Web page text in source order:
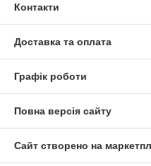
Контакти
Доставка та оплата
Графік роботи
Повна версія сайту
Сайт створено на